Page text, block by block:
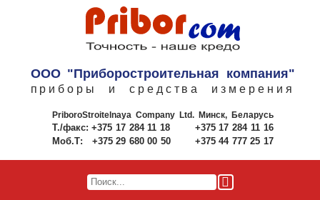
ООО "Приборостроительная компания"
приборы и средства измерения
PriboroStroitelnaya Company Ltd.Минск, Беларусь
Т./факс: +375 17 284 11 18
+375 17 284 11 16
Моб.Т:
+375 29 680 00 50 +375 44 777 25 17